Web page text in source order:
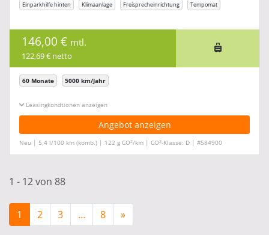
Einparkhilfe hinten Klimaanlage Freisprecheinrichtung Tempomat
146,00 € mtl.
122,69 € netto
60 Monate 5000 km/Jahr
Leasingkonditionen ein-/ausblenden
Angebot anzeigen
Neu | 5,4 l/100 km (komb.) | 122 g CO2/km | CO2-Klasse: D | #584900
1 - 12 von 88
1 2 3 … 8 »